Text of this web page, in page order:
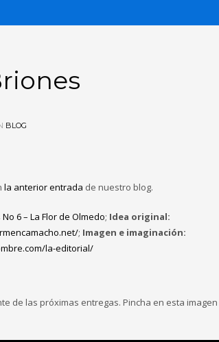
BLOG
la anterior entrada de nuestro blog.
6 – La Flor de Olmedo; Idea original:
; Imagen e imaginación:
la-editorial/
de las próximas entregas. Pincha en esta